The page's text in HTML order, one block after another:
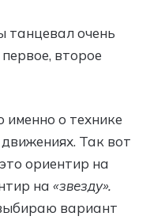
танцевал очень
второе
именно о технике
Так вот
ориентир на
на «звезду».
вариант